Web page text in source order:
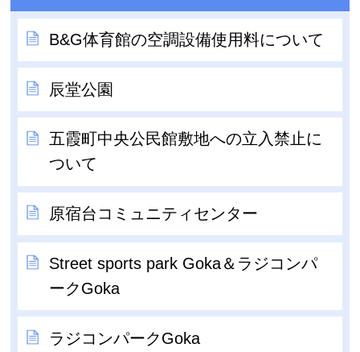
B&G体育館の空調設備使用料について
辰堂公園
五霞町中央公民館敷地への立入禁止に
ついて
原宿台コミュニティセンター
Street sports park Goka＆ラジコンパ
ークGoka
ラジコンパークGoka